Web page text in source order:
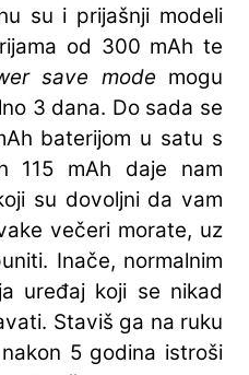
su i prijašnji modeli
od 300 mAh te
save mode mogu
3 dana. Do sada se
baterijom u satu s
115 mAh daje nam
su dovoljni da vam
večeri morate, uz
Inače, normalnim
uređaj koji se nikad
Staviš ga na ruku
5 godina istroši